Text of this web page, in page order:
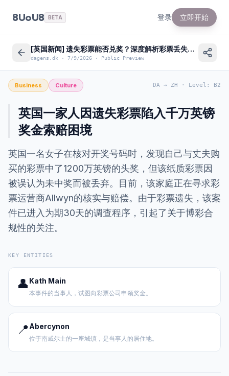
8UoU8 BETA 登录 立即开始
[英国新闻] 遗失彩票能否兑奖？深度解析彩票丢失后的索赔流程
dagens.dk · 7/9/2026 · Public Preview
Business Culture DA → ZH · Level : B2
英国一家人因遗失彩票陷入千万英镑
奖金索赔困境
英国一名女子在核对开奖号码时，发现自己与丈夫购
买的彩票中了1200万英镑的头奖，但该纸质彩票因
被误认为未中奖而被丢弃。目前，该家庭正在寻求彩
票运营商Allwyn的核实与赔偿。由于彩票遗失，该案
件已进入为期30天的调查程序，引起了关于博彩合
规性的关注。
KEY ENTITIES
👤 Kath Main
本事件的当事人，试图向彩票公司申领奖金。
📍 Abercynon
位于南威尔士的一座城镇，是当事人的居住地。